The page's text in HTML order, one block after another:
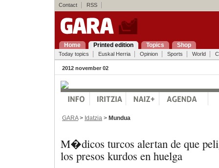
Contact RSS
Home Printed edition Topics Shop
Today topics Euskal Herria Opinion Sports World
2012 november 02
GARA> Idatzia > Mundua
M�dicos turcos alertan de que
los presos kurdos en huelga